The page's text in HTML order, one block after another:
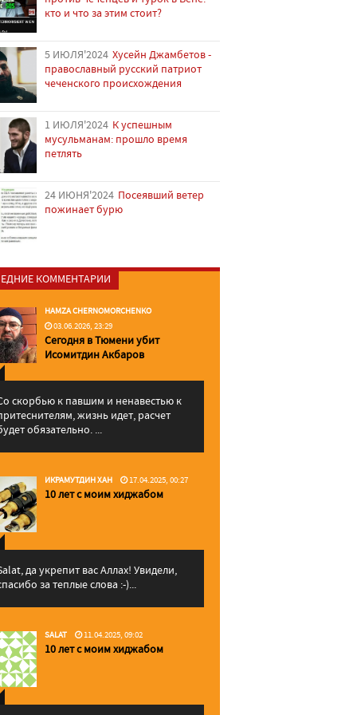
кто и что за этим стоит?
5 ИЮЛЯ'2024 Хусейн Джамбетов -
православный русский патриот
чеченского происхождения
1 ИЮЛЯ'2024 К успешным
мусульманам: прошло время
петлять
24 ИЮНЯ'2024 Посеявший ветер
пожинает бурю
КОММЕНТАРИИ
HAMZA CHERNOMORCHENKO
03.06.2026, 23:29
Сегодня в Тюмени убит
Исомитдин Акбаров
скорбью к павшим и ненавестью к
жизнь идет, расчет
обязательно. ...
ИКРАМУТДИН ХАН 17.04.2025, 00:27
10 лет с моим хиджабом
да укрепит вас Аллаx! Увидели,
за теплые слова :-)...
SALAT 11.04.2025, 09:02
10 лет с моим хиджабом